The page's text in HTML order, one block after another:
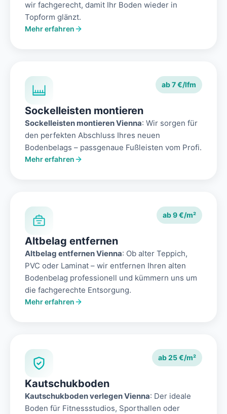
wir fachgerecht, damit Ihr Boden wieder in
Topform glänzt.
Mehr erfahren
ab 7 €/lfm
Sockelleisten montieren
Sockelleisten montieren Vienna: Wir sorgen für
den perfekten Abschluss Ihres neuen
Bodenbelags – passgenaue Fußleisten vom Profi.
Mehr erfahren
ab 9 €/m²
Altbelag entfernen
Altbelag entfernen Vienna: Ob alter Teppich,
PVC oder Laminat – wir entfernen Ihren alten
Bodenbelag professionell und kümmern uns um
die fachgerechte Entsorgung.
Mehr erfahren
ab 25 €/m²
Kautschukboden
Kautschukboden verlegen Vienna: Der ideale
Boden für Fitnessstudios, Sporthallen oder